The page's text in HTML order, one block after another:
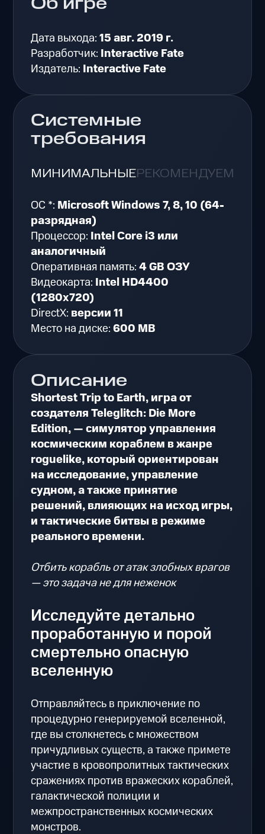
Описание
Shortest Trip to Earth, игра от
создателя Teleglitch: Die More
Edition, — симулятор управления
космическим кораблем в жанре
roguelike, который ориентирован
на исследование, управление
судном, а также принятие
решений, влияющих на исход игры,
и тактические битвы в режиме
реального времени.
Отбить корабль от атак злобных врагов
— это задача не для неженок
Исследуйте детально
проработанную и порой
смертельно опасную
вселенную
Отправляйтесь в приключение по
процедурно генерируемой вселенной,
где вы столкнетесь с множеством
причудливых существ, а также примете
участие в кровопролитных тактических
сражениях против вражеских кораблей,
галактической полиции и
межпространственных космических
монстров.
Дата выхода:15 авг. 2019 г.
Разработчик: Interactive Fate
Издатель: Interactive Fate
Системные
требования
МИНИМАЛЬНЫЕРЕКОМЕНДУЕМЫЕ
ОС *: Microsoft Windows 7, 8, 10 (64-
разрядная)
Процессор: Intel Core i3 или
аналогичный
Оперативная память:4 GB ОЗУ
Видеокарта: Intel HD4400
(1280x720)
DirectX: версии 11
Место на диске:600 MB